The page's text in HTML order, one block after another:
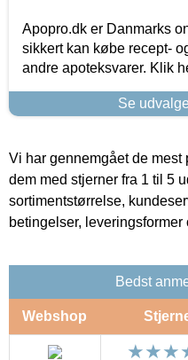
Apopro.dk er Danmarks
sikkert kan købe recept-
andre apoteksvarer. Klik
Se
Vi har gennemgået de
dem med stjerner fra 1 til 5
sortimentstørrelse,
betingelser,
Bedst
Webshop